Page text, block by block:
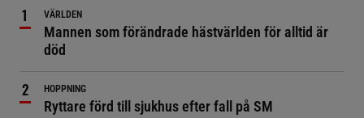
VÄRLDEN
Mannen som förändrade hästvärlden för alltid är
död
HOPPNING
Ryttare förd till sjukhus efter fall på SM